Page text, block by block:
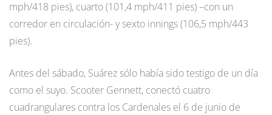
mph/418 pies), cuarto (101,4 mph/411 pies) –con un
corredor en circulación- y sexto innings (106,5 mph/443
pies).
Antes del sábado, Suárez sólo había sido testigo de un día
como el suyo. Scooter Gennett, conectó cuatro
cuadrangulares contra los Cardenales el 6 de junio de